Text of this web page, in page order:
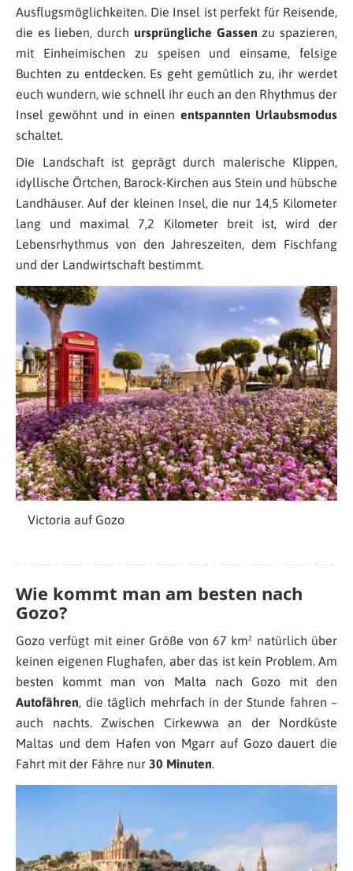
Ausflugsmöglichkeiten. Die Insel ist perfekt für Reisende,
die es lieben, durch ursprüngliche Gassen zu spazieren,
mit Einheimischen zu speisen und einsame, felsige
Buchten zu entdecken. Es geht gemütlich zu, ihr werdet
euch wundern, wie schnell ihr euch an den Rhythmus der
Insel gewöhnt und in einen entspannten Urlaubsmodus
schaltet.
Die Landschaft ist geprägt durch malerische Klippen,
idyllische Örtchen, Barock-Kirchen aus Stein und hübsche
Landhäuser. Auf der kleinen Insel, die nur 14,5 Kilometer
lang und maximal 7,2 Kilometer breit ist, wird der
Lebensrhythmus von den Jahreszeiten, dem Fischfang
und der Landwirtschaft bestimmt.
Victoria auf Gozo
Wie kommt man am besten nach
Gozo?
Gozo verfügt mit einer Größe von 67 km² natürlich über
keinen eigenen Flughafen, aber das ist kein Problem. Am
besten kommt man von Malta nach Gozo mit den
Autofähren, die täglich mehrfach in der Stunde fahren –
auch nachts. Zwischen Cirkewwa an der Nordküste
Maltas und dem Hafen von Mgarr auf Gozo dauert die
Fahrt mit der Fähre nur 30 Minuten.